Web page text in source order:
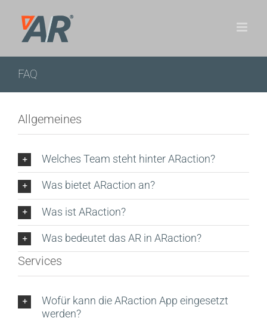
Inhalt
springen
FAQ
Allgemeines
Welches Team steht hinter ARaction?
Was bietet ARaction an?
Was ist ARaction?
Was bedeutet das AR in ARaction?
Services
Wofür kann die ARaction App eingesetzt
werden?